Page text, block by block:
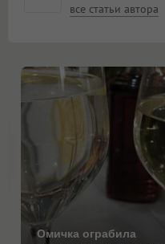
все статьи автора
Омичка ограбила